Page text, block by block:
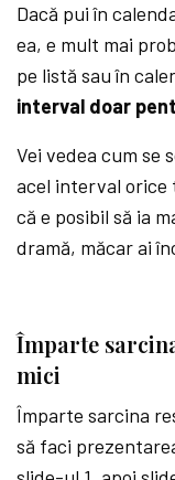
Dacă pui în
ea, e mult mai
pe listă sau în
interval doar
Vei vedea cum se
acel interval orice
că e posibil să ia
dramă, măcar ai
Împarte
mici
Împarte sarcina
să faci